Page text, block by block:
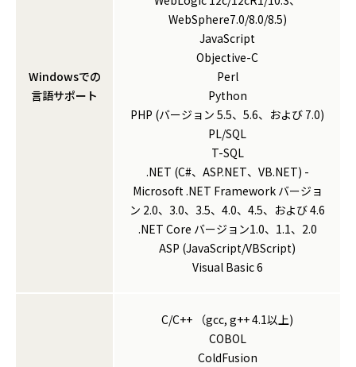
Windowsでの
言語サポート
WebSphere7.0/8.0/8.5)
JavaScript
Objective-C
Perl
Python
PHP (バージョン 5.5、5.6、および 7.0)
PL/SQL
T-SQL
.NET (C#、ASP.NET、VB.NET) -
Microsoft .NET Framework バージョ
ン 2.0、3.0、3.5、4.0、4.5、および 4.6
.NET Core バージョン1.0、1.1、2.0
ASP (JavaScript/VBScript)
Visual Basic 6
C/C++ （gcc, g++ 4.1以上)
COBOL
ColdFusion